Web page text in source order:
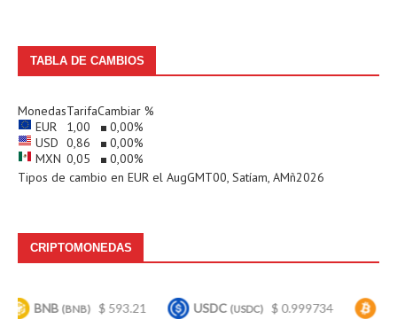
TABLA DE CAMBIOS
MonedasTarifaCambiar %
EUR
1,00 0,00%
USD 0,86 0,00%
MXN 0,05 0,00%
Tipos de cambio en EUR el AugGMT00, Satíam, AMñ2026
CRIPTOMONEDAS
BNB(BNB) $ 593.21 USDC(USDC) $ 0.999734 Bitcoin